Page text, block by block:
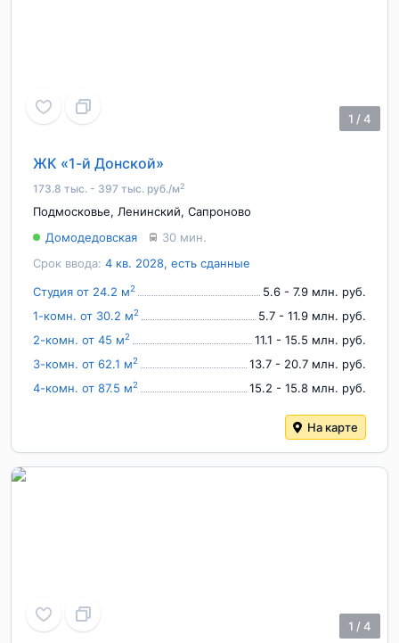
1 /4
ЖК «1-й Донской»
173.8 тыс. - 397 тыс. руб./м2
Подмосковье, Ленинский, Сапроново
Срок ввода: 4 кв. 2028, есть сданные
Домодедовская 30 мин.
Студия от 24.2 м2
5.6 - 7.9 млн. руб.
1-комн. от 30.2 м2
5.7 - 11.9 млн. руб.
2-комн. от 45 м2
11.1 - 15.5 млн. руб.
3-комн. от 62.1 м2
13.7 - 20.7 млн. руб.
4-комн. от 87.5 м2 15.2 - 15.8 млн. руб.
На карте
1 /4